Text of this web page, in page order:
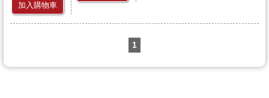
加入購物車
1